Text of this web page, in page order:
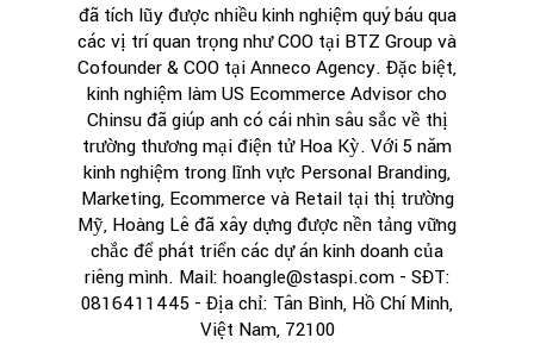
đã tích lũy được nhiều kinh nghiệm quý báu qua
các vị trí quan trọng như COO tại BTZ Group và
Cofounder & COO tại Anneco Agency. Đặc biệt,
kinh nghiệm làm US Ecommerce Advisor cho
Chinsu đã giúp anh có cái nhìn sâu sắc về thị
trường thương mại điện tử Hoa Kỳ. Với 5 năm
kinh nghiệm trong lĩnh vực Personal Branding,
Marketing, Ecommerce và Retail tại thị trường
Mỹ, Hoàng Lê đã xây dựng được nền tảng vững
chắc để phát triển các dự án kinh doanh của
riêng mình. Mail: hoangle@staspi.com - SĐT:
0816411445 - Địa chỉ: Tân Bình, Hồ Chí Minh,
Việt Nam, 72100